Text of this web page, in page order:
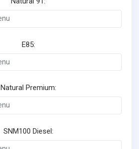
E85:
Natural Premium:
SNM100 Diesel: